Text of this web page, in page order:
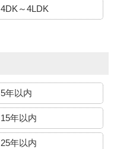
4DK～4LDK
5年以内
15年以内
25年以内